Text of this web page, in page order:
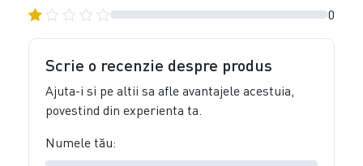
0
Scrie o recenzie despre produs
Ajuta-i si pe altii sa afle avantajele acestuia,
povestind din experienta ta.
Numele tău: